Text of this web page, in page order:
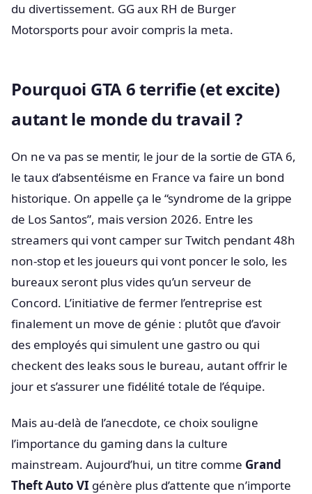
du divertissement. GG aux RH de Burger
Motorsports pour avoir compris la meta.
Pourquoi GTA 6 terrifie (et excite)
autant le monde du travail ?
On ne va pas se mentir, le jour de la sortie de GTA 6,
le taux d’absentéisme en France va faire un bond
historique. On appelle ça le “syndrome de la grippe
de Los Santos”, mais version 2026. Entre les
streamers qui vont camper sur Twitch pendant 48h
non-stop et les joueurs qui vont poncer le solo, les
bureaux seront plus vides qu’un serveur de
Concord. L’initiative de fermer l’entreprise est
finalement un move de génie : plutôt que d’avoir
des employés qui simulent une gastro ou qui
checkent des leaks sous le bureau, autant offrir le
jour et s’assurer une fidélité totale de l’équipe.
Mais au-delà de l’anecdote, ce choix souligne
l’importance du gaming dans la culture
mainstream. Aujourd’hui, un titre comme Grand
Theft Auto VI génère plus d’attente que n’importe